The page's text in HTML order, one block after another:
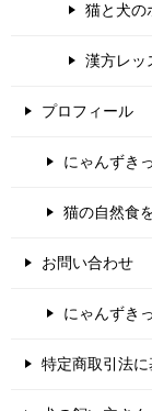
猫と犬の
漢方レッ
プロフィール
にゃんずき
猫の自然食
お問い合わせ
にゃんずき
特定商取引法